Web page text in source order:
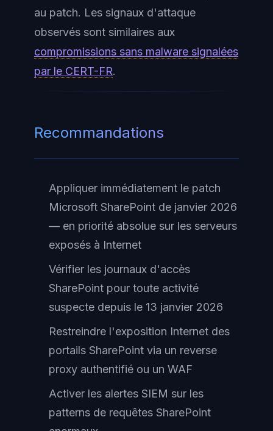
au patch. Les signaux d'attaque
observés sont similaires aux
compromissions sans malware signalées
par le CERT-FR.
Recommandations
Appliquer immédiatement le patch
Microsoft SharePoint de janvier 2026
— en priorité absolue sur les serveurs
exposés à Internet
Vérifier les journaux d'accès
SharePoint pour toute activité
suspecte depuis le 13 janvier 2026
Restreindre l'exposition Internet des
portails SharePoint via un reverse
proxy authentifié ou un WAF
Activer les alertes SIEM sur les
patterns de requêtes SharePoint